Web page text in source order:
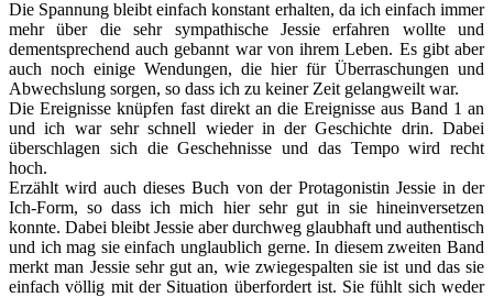
Die Spannung bleibt einfach konstant erhalten, da ich einfach immer
mehr über die sehr sympathische Jessie erfahren wollte und
dementsprechend auch gebannt war von ihrem Leben. Es gibt aber
auch noch einige Wendungen, die hier für Überraschungen und
Abwechslung sorgen, so dass ich zu keiner Zeit gelangweilt war.
Die Ereignisse knüpfen fast direkt an die Ereignisse aus Band 1 an
und ich war sehr schnell wieder in der Geschichte drin. Dabei
überschlagen sich die Geschehnisse und das Tempo wird recht
hoch.
Erzählt wird auch dieses Buch von der Protagonistin Jessie in der
Ich-Form, so dass ich mich hier sehr gut in sie hineinversetzen
konnte. Dabei bleibt Jessie aber durchweg glaubhaft und authentisch
und ich mag sie einfach unglaublich gerne. In diesem zweiten Band
merkt man Jessie sehr gut an, wie zwiegespalten sie ist und das sie
einfach völlig mit der Situation überfordert ist. Sie fühlt sich weder